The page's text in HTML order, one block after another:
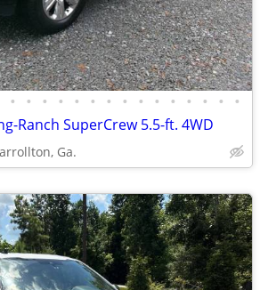
• • • • • • • • • • • • • • •
Ranch SuperCrew 5.5-ft. 4WD
Ga.